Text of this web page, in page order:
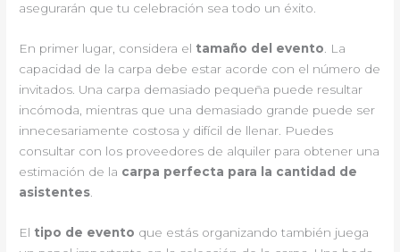
asegurarán que tu celebración sea todo un éxito.
En primer lugar, considera el tamaño del evento . La
capacidad de la carpa debe estar acorde con el número de
invitados. Una carpa demasiado pequeña puede resultar
incómoda, mientras que una demasiado grande puede ser
innecesariamente costosa y difícil de llenar. Puedes
consultar con los proveedores de alquiler para obtener una
estimación de la carpa perfecta para la cantidad de
asistentes
El tipo de evento que estás organizando también juega